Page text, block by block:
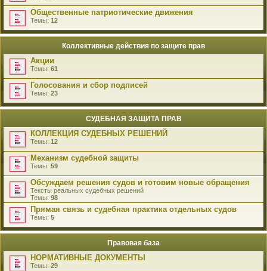
Общественные патриотические движения
Темы: 12
Коллективные действия по защите прав
Акции
Темы: 61
Голосования и сбор подписей
Темы: 23
СУДЕБНАЯ ЗАЩИТА ПРАВ
КОЛЛЕКЦИЯ СУДЕБНЫХ РЕШЕНИЙ
Темы: 12
Механизм судебной защиты
Темы: 59
Обсуждаем решения судов и готовим новые обращения
Тексты реальных судебных решений
Темы: 98
Прямая связь и судебная практика отдельных судов
Темы: 5
Правовая база
НОРМАТИВНЫЕ ДОКУМЕНТЫ
Темы: 29